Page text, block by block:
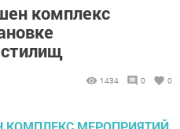
комплекс
1434 0 0